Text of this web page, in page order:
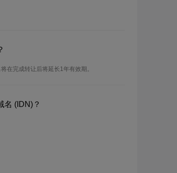
在完成转让后将延长1年有效期。
名 (IDN)？